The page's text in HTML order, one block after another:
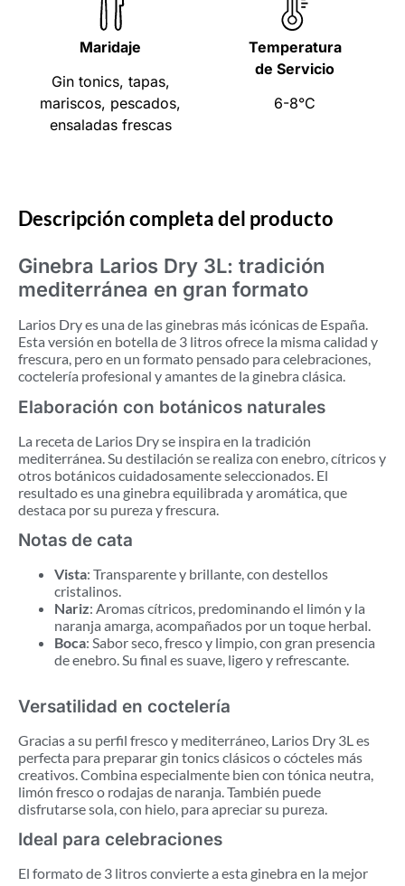
Maridaje
Gin tonics, tapas,
mariscos, pescados,
ensaladas frescas
Temperatura
de Servicio
6-8°C
Descripción completa del producto
Ginebra Larios Dry 3L: tradición
mediterránea en gran formato
Larios Dry es una de las ginebras más icónicas de España.
Esta versión en botella de 3 litros ofrece la misma calidad y
frescura, pero en un formato pensado para celebraciones,
coctelería profesional y amantes de la ginebra clásica.
Elaboración con botánicos naturales
La receta de Larios Dry se inspira en la tradición
mediterránea. Su destilación se realiza con enebro, cítricos y
otros botánicos cuidadosamente seleccionados. El
resultado es una ginebra equilibrada y aromática, que
destaca por su pureza y frescura.
Notas de cata
Vista: Transparente y brillante, con destellos
cristalinos.
Nariz: Aromas cítricos, predominando el limón y la
naranja amarga, acompañados por un toque herbal.
Boca: Sabor seco, fresco y limpio, con gran presencia
de enebro. Su final es suave, ligero y refrescante.
Versatilidad en coctelería
Gracias a su perfil fresco y mediterráneo, Larios Dry 3L es
perfecta para preparar gin tonics clásicos o cócteles más
creativos. Combina especialmente bien con tónica neutra,
limón fresco o rodajas de naranja. También puede
disfrutarse sola, con hielo, para apreciar su pureza.
Ideal para celebraciones
El formato de 3 litros convierte a esta ginebra en la mejor